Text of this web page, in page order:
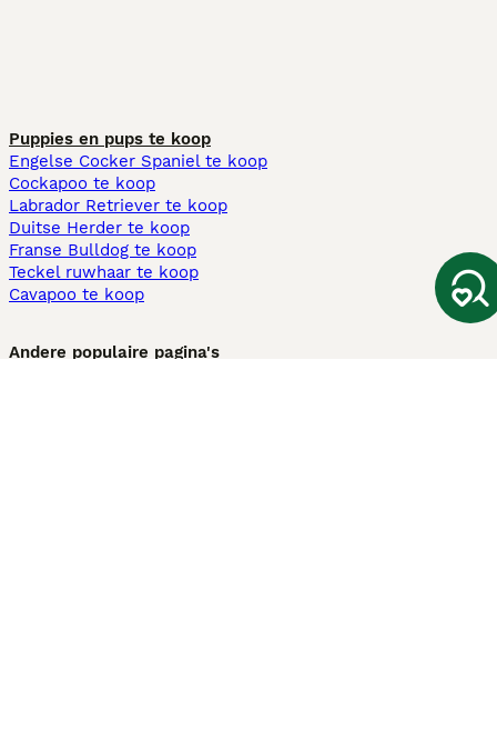
Puppies en pups te koop
Engelse Cocker Spaniel te koop
Cockapoo te koop
Labrador Retriever te koop
Duitse Herder te koop
Franse Bulldog te koop
Teckel ruwhaar te koop
Cavapoo te koop
Andere populaire pagina's